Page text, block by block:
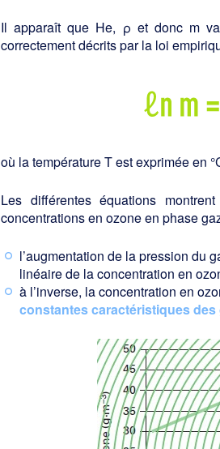
Il apparaît que He, ρ et donc m
correctement décrits par la loi
où la température T est exprimée en
Les différentes équations
concentrations en ozone en phase
l’augmentation de la pression du
linéaire de la concentration en
à l’inverse, la concentration en
constantes caractéristiques des